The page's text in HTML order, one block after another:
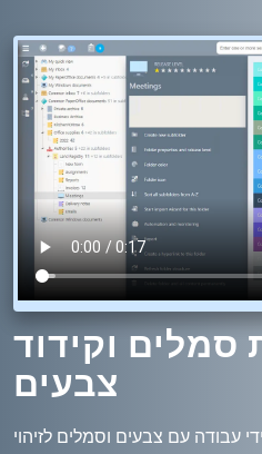
וקידוד
צבעים
עבודה עם צבעים וסמלים לזיהוי